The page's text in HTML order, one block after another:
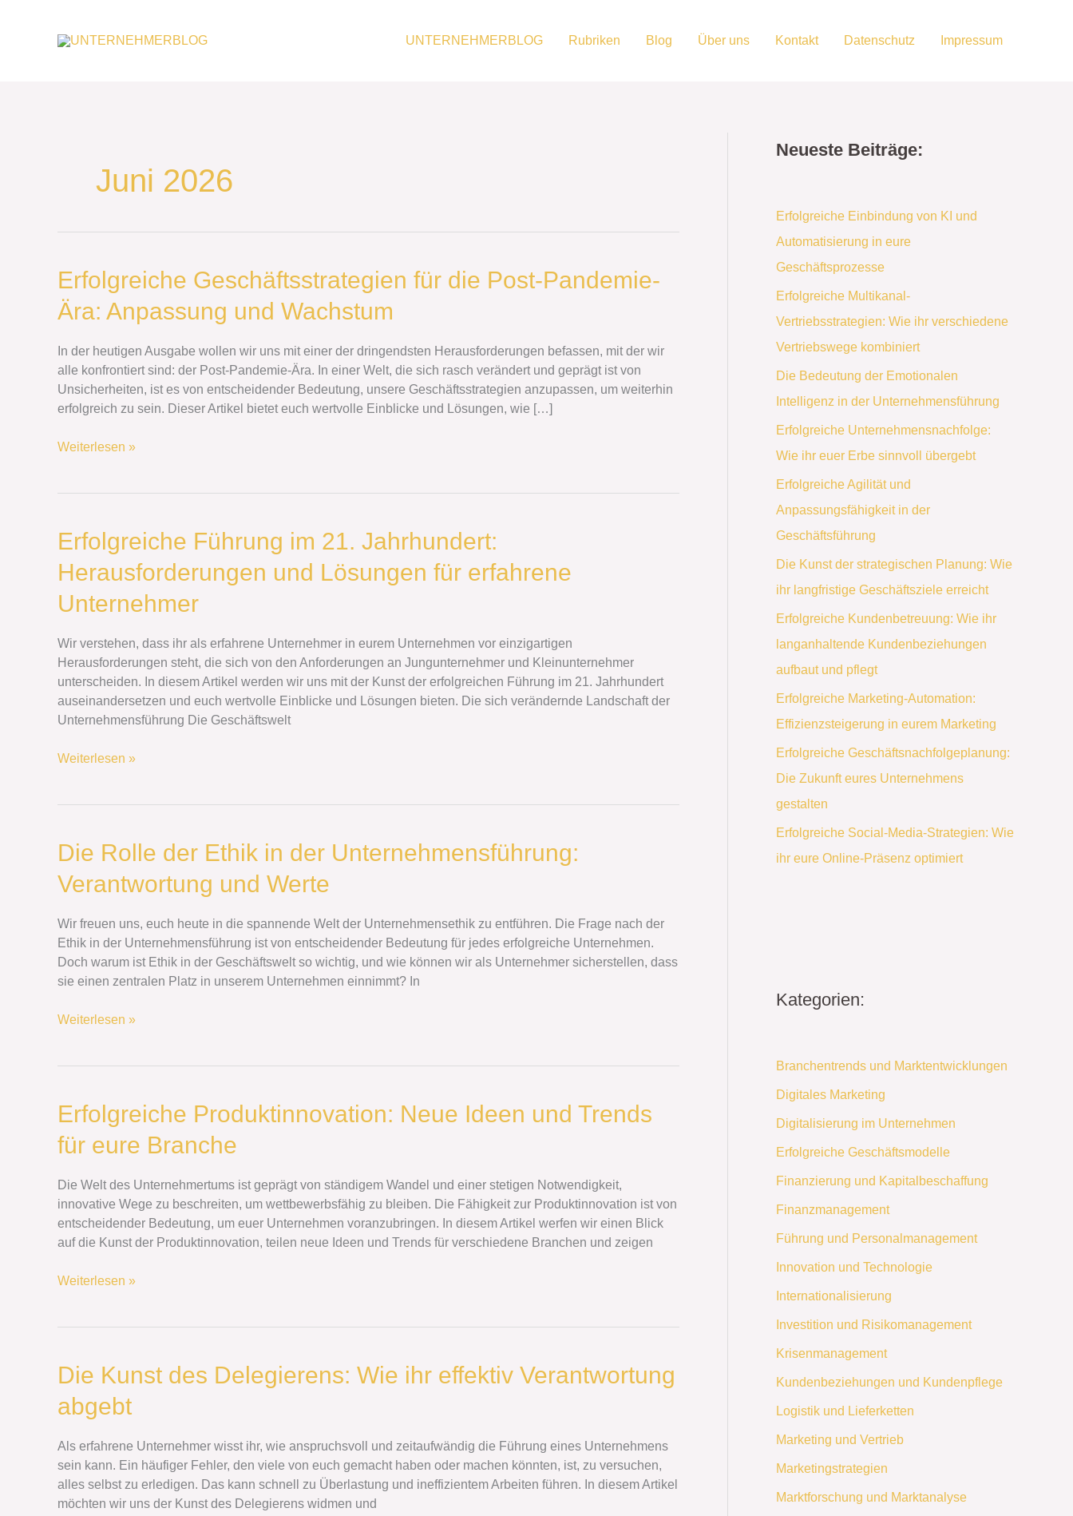
UNTERNEHMERBLOG Rubriken Blog Über uns Kontakt Datenschutz Impressum
Juni 2026
Erfolgreiche Geschäftsstrategien für die Post-Pandemie-
Ära: Anpassung und Wachstum
In der heutigen Ausgabe wollen wir uns mit einer der dringendsten Herausforderungen befassen, mit der wir
alle konfrontiert sind: der Post-Pandemie-Ära. In einer Welt, die sich rasch verändert und geprägt ist von
Unsicherheiten, ist es von entscheidender Bedeutung, unsere Geschäftsstrategien anzupassen, um weiterhin
erfolgreich zu sein. Dieser Artikel bietet euch wertvolle Einblicke und Lösungen, wie […]
Erfolgreiche
Geschäftsstrategien
für
Post-
Pandemie-
Ära:
Anpassung
Wachstum
Weiterlesen »
Erfolgreiche Führung im 21. Jahrhundert:
Herausforderungen und Lösungen für erfahrene
Unternehmer
Wir verstehen, dass ihr als erfahrene Unternehmer in eurem Unternehmen vor einzigartigen
Herausforderungen steht, die sich von den Anforderungen an Jungunternehmer und Kleinunternehmer
unterscheiden. In diesem Artikel werden wir uns mit der Kunst der erfolgreichen Führung im 21. Jahrhundert
auseinandersetzen und euch wertvolle Einblicke und Lösungen bieten. Die sich verändernde Landschaft der
Unternehmensführung Die Geschäftswelt
Erfolgreiche
Führung
im
Jahrhundert:
und
Lösungen
für
erfahrene
Unternehmer
Weiterlesen »
Die Rolle der Ethik in der Unternehmensführung:
Verantwortung und Werte
Wir freuen uns, euch heute in die spannende Welt der Unternehmensethik zu entführen. Die Frage nach der
Ethik in der Unternehmensführung ist von entscheidender Bedeutung für jedes erfolgreiche Unternehmen.
Doch warum ist Ethik in der Geschäftswelt so wichtig, und wie können wir als Unternehmer sicherstellen, dass
sie einen zentralen Platz in unserem Unternehmen einnimmt? In
Die
Rolle
der
in
der
Unternehmensführung:
Verantwortung
Werte
Weiterlesen »
Erfolgreiche Produktinnovation: Neue Ideen und Trends
für eure Branche
Die Welt des Unternehmertums ist geprägt von ständigem Wandel und einer stetigen Notwendigkeit,
innovative Wege zu beschreiten, um wettbewerbsfähig zu bleiben. Die Fähigkeit zur Produktinnovation ist von
entscheidender Bedeutung, um euer Unternehmen voranzubringen. In diesem Artikel werfen wir einen Blick
auf die Kunst der Produktinnovation, teilen neue Ideen und Trends für verschiedene Branchen und zeigen
Erfolgreiche
Produktinnovation:
Neue
und
Trends
für
eure
Weiterlesen »
Die Kunst des Delegierens: Wie ihr effektiv Verantwortung
abgebt
Als erfahrene Unternehmer wisst ihr, wie anspruchsvoll und zeitaufwändig die Führung eines Unternehmens
sein kann. Ein häufiger Fehler, den viele von euch gemacht haben oder machen könnten, ist, zu versuchen,
alles selbst zu erledigen. Das kann schnell zu Überlastung und ineffizientem Arbeiten führen. In diesem Artikel
möchten wir uns der Kunst des Delegierens widmen und
Die
Kunst
des
Wie
ihr
effektiv
Verantwortung
Neueste Beiträge:
Erfolgreiche Einbindung von KI und
Automatisierung in eure
Geschäftsprozesse
Erfolgreiche Multikanal-
Vertriebsstrategien: Wie ihr verschiedene
Vertriebswege kombiniert
Die Bedeutung der Emotionalen
Intelligenz in der Unternehmensführung
Erfolgreiche Unternehmensnachfolge:
Wie ihr euer Erbe sinnvoll übergebt
Erfolgreiche Agilität und
Anpassungsfähigkeit in der
Geschäftsführung
Die Kunst der strategischen Planung: Wie
ihr langfristige Geschäftsziele erreicht
Erfolgreiche Kundenbetreuung: Wie ihr
langanhaltende Kundenbeziehungen
aufbaut und pflegt
Erfolgreiche Marketing-Automation:
Effizienzsteigerung in eurem Marketing
Erfolgreiche Geschäftsnachfolgeplanung:
Die Zukunft eures Unternehmens
gestalten
Erfolgreiche Social-Media-Strategien: Wie
ihr eure Online-Präsenz optimiert
Kategorien:
Branchentrends und Marktentwicklungen
Digitales Marketing
Digitalisierung im Unternehmen
Erfolgreiche Geschäftsmodelle
Finanzierung und Kapitalbeschaffung
Finanzmanagement
Führung und Personalmanagement
Innovation und Technologie
Internationalisierung
Investition und Risikomanagement
Krisenmanagement
Kundenbeziehungen und Kundenpflege
Logistik und Lieferketten
Marketing und Vertrieb
Marketingstrategien
Marktforschung und Marktanalyse